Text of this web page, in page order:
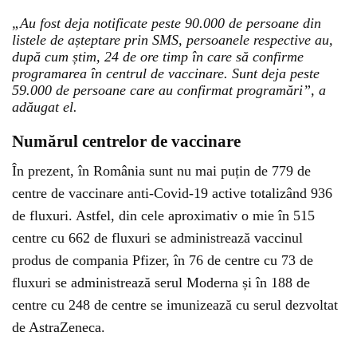
„Au fost deja notificate peste 90.000 de persoane din
listele de așteptare prin SMS, persoanele respective au,
după cum știm, 24 de ore timp în care să confirme
programarea în centrul de vaccinare. Sunt deja peste
59.000 de persoane care au confirmat programări”, a
adăugat el.
Numărul centrelor de vaccinare
În prezent, în România sunt nu mai puțin de 779 de
centre de vaccinare anti-Covid-19 active totalizând 936
de fluxuri. Astfel, din cele aproximativ o mie în 515
centre cu 662 de fluxuri se administrează vaccinul
produs de compania Pfizer, în 76 de centre cu 73 de
fluxuri se administrează serul Moderna și în 188 de
centre cu 248 de centre se imunizează cu serul dezvoltat
de AstraZeneca.